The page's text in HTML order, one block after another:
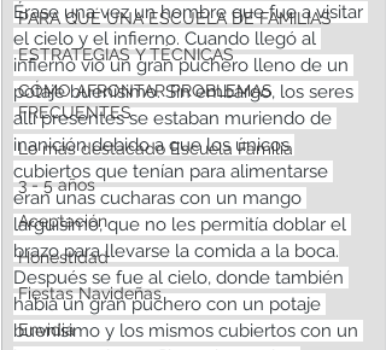
PARA QUÉ UNA ESCUELA DE FAMILIAS
ESTRATEGIAS Y TÉCNICAS
CÓMO AFRONTAR PROBLEMAS
FRECUENTES
Lo más destacado Escuela Familia
3 - 5 años
Aceptación
Honestidad
Fiestas Navideñas
Envidia
Érase una vez un hombre que fue a visitar
el cielo y el infierno. Cuando llegó al
infierno vio un gran puchero lleno de un
potaje buenísimo. Sin embargo, los seres
allí presentes se estaban muriendo de
inanición debido a que los únicos
cubiertos que tenían para alimentarse
eran unas cucharas con un mango
larguísimo, que no les permitía doblar el
brazo para llevarse la comida a la boca.
Después se fue al cielo, donde también
había un gran puchero con un potaje
buenísimo y los mismos cubiertos con un